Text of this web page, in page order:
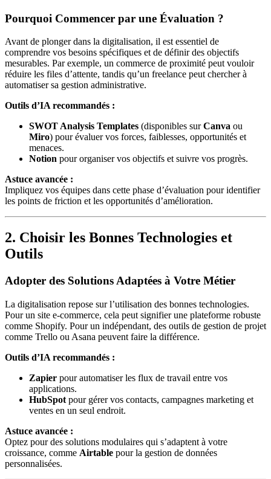
Pourquoi Commencer par une Évaluation ?
Avant de plonger dans la digitalisation, il est essentiel de
comprendre vos besoins spécifiques et de définir des objectifs
mesurables. Par exemple, un commerce de proximité peut vouloir
réduire les files d’attente, tandis qu’un freelance peut chercher à
automatiser sa gestion administrative.
Outils d’IA recommandés :
SWOT Analysis Templates (disponibles surCanva ou
Miro) pour évaluer vos forces, faiblesses, opportunités et
menaces.
Notion pour organiser vos objectifs et suivre vos progrès.
Astuce avancée :
Impliquez vos équipes dans cette phase d’évaluation pour identifier
les points de friction et les opportunités d’amélioration.
2. Choisir les Bonnes Technologies et
Outils
Adopter des Solutions Adaptées à Votre Métier
La digitalisation repose sur l’utilisation des bonnes technologies.
Pour un site e-commerce, cela peut signifier une plateforme robuste
comme Shopify. Pour un indépendant, des outils de gestion de projet
comme Trello ou Asana peuvent faire la différence.
Outils d’IA recommandés :
Zapier pour automatiser les flux de travail entre vos
applications.
HubSpot pour gérer vos contacts, campagnes marketing et
ventes en un seul endroit.
Astuce avancée :
Optez pour des solutions modulaires qui s’adaptent à votre
croissance, comme Airtable pour la gestion de données
personnalisées.